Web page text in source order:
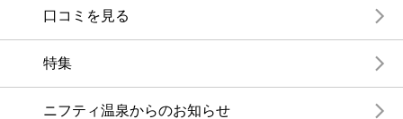
口コミを見る
特集
ニフティ温泉からのお知らせ